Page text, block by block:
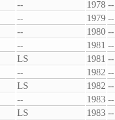
-- 1978 --
-- 1979 --
-- 1980 --
-- 1981 --
LS 1981 --
-- 1982 --
LS 1982 --
-- 1983 --
LS 1983 --